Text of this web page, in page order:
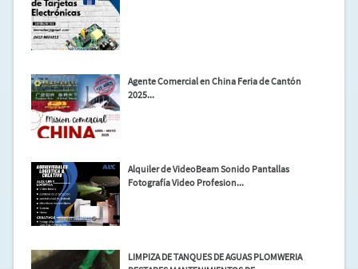
Agente Comercial en China Feria de Cantón
2025...
Alquiler de VideoBeam Sonido Pantallas
Fotografía Video Profesion...
LIMPIZA DE TANQUES DE AGUAS PLOMWERIA